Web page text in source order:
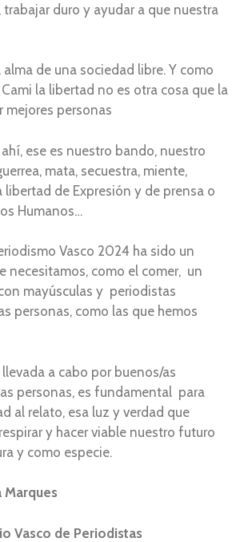
trabajar duro y ayudar a que nuestra
de una sociedad libre. Y como
la libertad no es otra cosa que la
mejores personas
ese es nuestro bando, nuestro
mata, secuestra, miente,
libertad de Expresión y de prensa o
Humanos…
Vasco 2024 ha sido un
necesitamos, como el comer, un
mayúsculas y periodistas
personas, como las que hemos
a cabo por buenos/as
personas, es fundamental para
al relato, esa luz y verdad que
y hacer viable nuestro futuro
y como especie.
Marques
Vasco de Periodistas